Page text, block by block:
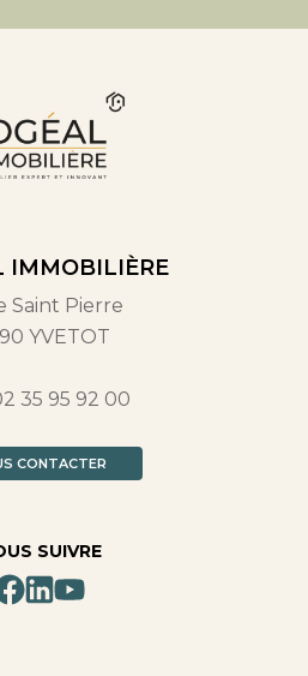
IMMOBILIÈRE
Saint Pierre
YVETOT
35 95 92 00
CONTACTER
SUIVRE